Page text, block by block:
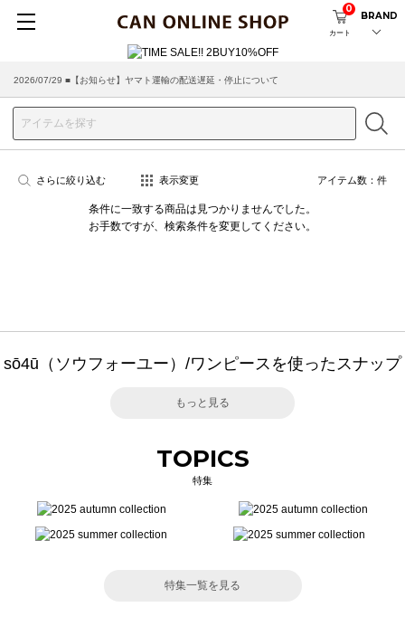
カート
0
BRAND
2026/07/29 ■【お知らせ】ヤマト運輸の配送遅延・停止について
さらに絞り込む 表示変更 アイテム数： 件
条件に一致する商品は見つかりませんでした。
お手数ですが、検索条件を変更してください。
sō4ū（ソウフォーユー）/ワンピースを使ったスナップ
もっと見る
TOPICS
特集
特集一覧を見る